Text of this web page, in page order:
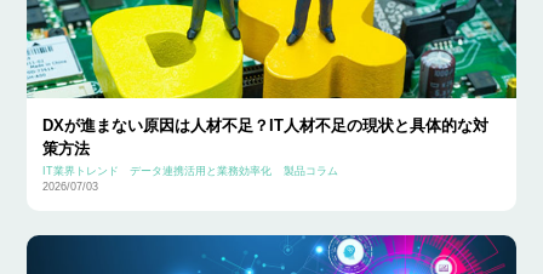
DXが進まない原因は人材不足？IT人材不足の現状と具体的な対
策方法
IT業界トレンド データ連携活用と業務効率化
製品コラム
2026/07/03